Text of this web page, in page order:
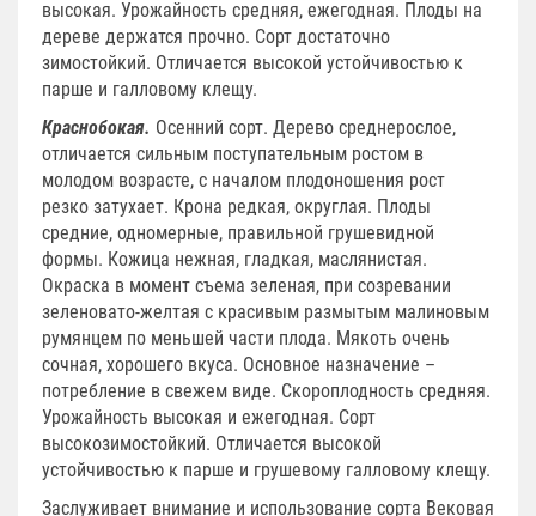
высокая. Урожайность средняя, ежегодная. Плоды на
дереве держатся прочно. Сорт достаточно
зимостойкий. Отличается высокой устойчивостью к
парше и галловому клещу.
Краснобокая. Осенний сорт. Дерево среднерослое,
отличается сильным поступательным ростом в
молодом возрасте, с началом плодоношения рост
резко затухает. Крона редкая, округлая. Плоды
средние, одномерные, правильной грушевидной
формы. Кожица нежная, гладкая, маслянистая.
Окраска в момент съема зеленая, при созревании
зеленовато-желтая с красивым размытым малиновым
румянцем по меньшей части плода. Мякоть очень
сочная, хорошего вкуса. Основное назначение –
потребление в свежем виде. Скороплодность средняя.
Урожайность высокая и ежегодная. Сорт
высокозимостойкий. Отличается высокой
устойчивостью к парше и грушевому галловому клещу.
Заслуживает внимание и использование сорта Вековая